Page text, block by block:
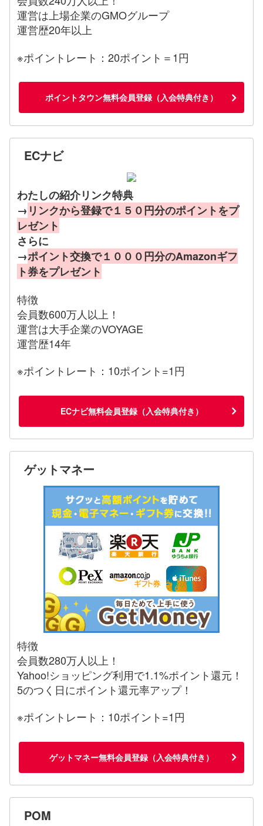
運営は上場企業のGMOグループ
運営歴20年以上
※ポイントレート：20ポイント＝1円
ポイントタウン無料会員登録（入会特典付き）
ECナビ
わたしの紹介リンク特典
→ リンクから登録で１５０円分のポイントをプ
レゼント
さらに
→ポイント交換で１０００円分のAmazonギフ
ト券をプレゼント
特徴
会員数600万人以上！
運営は大手企業のVOYAGE
運営歴14年
※ポイントレート：10ポイント=1円
ECナビ無料会員登録（入会特典付き）
ゲットマネー
特徴
会員数280万人以上！
Yahoo!ショッピング利用で1.1%ポイント還元！
5のつく日にポイント還元率アップ！
※ポイントレート：10ポイント=1円
ゲットマネー無料会員登録（入会特典付き）
POM